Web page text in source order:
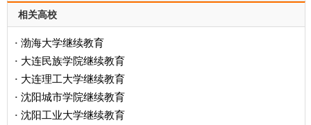
相关高校
· 渤海大学继续教育
· 大连民族学院继续教育
· 大连理工大学继续教育
· 沈阳城市学院继续教育
· 沈阳工业大学继续教育